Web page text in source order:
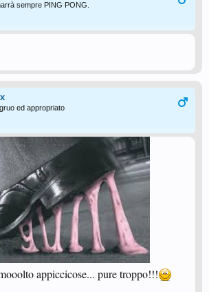
sempre PING PONG.
ed appropriato
appiccicose... pure troppo!!!